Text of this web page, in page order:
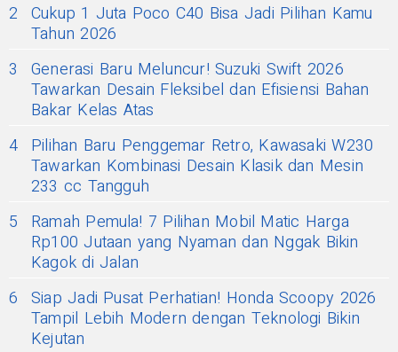
2 Cukup 1 Juta Poco C40 Bisa Jadi Pilihan Kamu
Tahun 2026
3
Generasi Baru Meluncur! Suzuki Swift 2026
Tawarkan Desain Fleksibel dan Efisiensi Bahan
Bakar Kelas Atas
4 Pilihan Baru Penggemar Retro, Kawasaki W230
Tawarkan Kombinasi Desain Klasik dan Mesin
233 cc Tangguh
5
Ramah Pemula! 7 Pilihan Mobil Matic Harga
Rp100 Jutaan yang Nyaman dan Nggak Bikin
Kagok di Jalan
6 Siap Jadi Pusat Perhatian! Honda Scoopy 2026
Tampil Lebih Modern dengan Teknologi Bikin
Kejutan